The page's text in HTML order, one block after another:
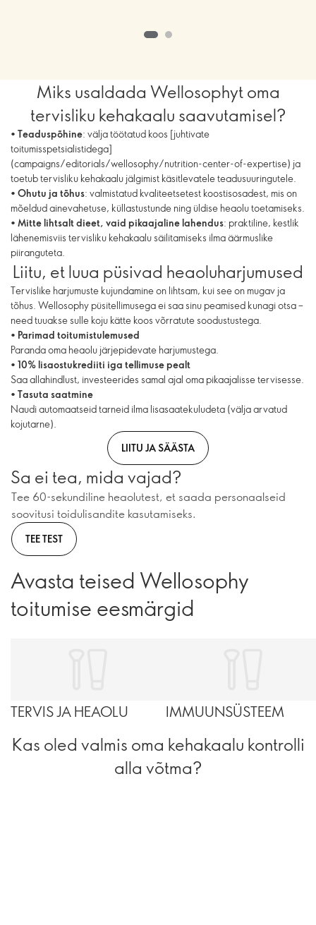
suurepäraselt!“”
Miks usaldada Wellosophyt oma
tervisliku kehakaalu saavutamisel?
• Teaduspõhine: välja töötatud koos [juhtivate
toitumisspetsialistidega]
(campaigns/editorials/wellosophy/nutrition-center-of-expertise) ja
toetub tervisliku kehakaalu jälgimist käsitlevatele teadusuuringutele.
• Ohutu ja tõhus: valmistatud kvaliteetsetest koostisosadest, mis on
mõeldud ainevahetuse, küllastustunde ning üldise heaolu toetamiseks.
• Mitte lihtsalt dieet, vaid pikaajaline lahendus: praktiline, kestlik
lähenemisviis tervisliku kehakaalu säilitamiseks ilma äärmuslike
piiranguteta.
Liitu, et luua püsivad heaoluharjumused
Tervislike harjumuste kujundamine on lihtsam, kui see on mugav ja
tõhus. Wellosophy püsitellimusega ei saa sinu peamised kunagi otsa –
need tuuakse sulle koju kätte koos võrratute soodustustega.
• Parimad toitumistulemused
Paranda oma heaolu järjepidevate harjumustega.
• 10% lisaostukrediiti iga tellimuse pealt
Saa allahindlust, investeerides samal ajal oma pikaajalisse tervisesse.
• Tasuta saatmine
Naudi automaatseid tarneid ilma lisasaatekuludeta (välja arvatud
kojutarne).
LIITU JA SÄÄSTA
Sa ei tea, mida vajad?
Tee 60-sekundiline heaolutest, et saada personaalseid
soovitusi toidulisandite kasutamiseks.
TEE TEST
Avasta teised Wellosophy
toitumise eesmärgid
TERVIS JA HEAOLU IMMUUNSÜSTEEM
Kas oled valmis oma kehakaalu kontrolli
alla võtma?